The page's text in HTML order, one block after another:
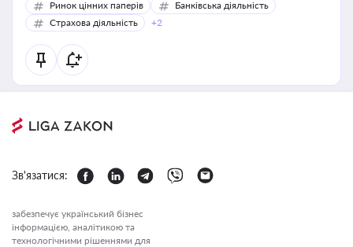
Ринок цінних паперів
Банківська діяльність
Страхова діяльність
+2
Зв'язатися:
забезпечує український бізнес
інформацією, аналітикою та
технологічними рішеннями для